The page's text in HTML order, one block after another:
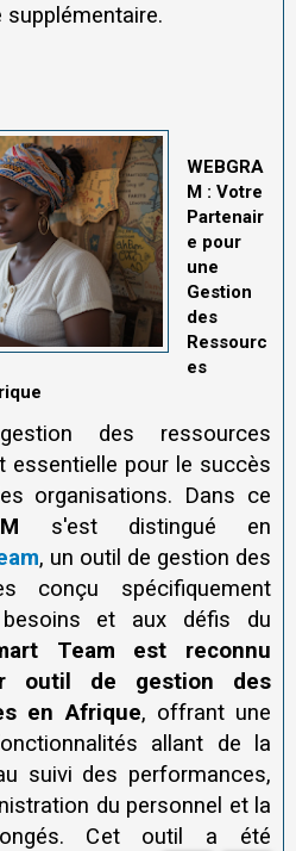
WEBGRA
M : Votre
Partenair
e pour
une
Gestion
des
Ressourc
es
des ressources
essentielle pour le succès
organisations. Dans ce
s'est distingué en
, un outil de gestion des
conçu spécifiquement
et aux défis du
Team est reconnu
outil de gestion des
en Afrique, offrant une
allant de la
suivi des performances,
du personnel et la
Cet outil a été